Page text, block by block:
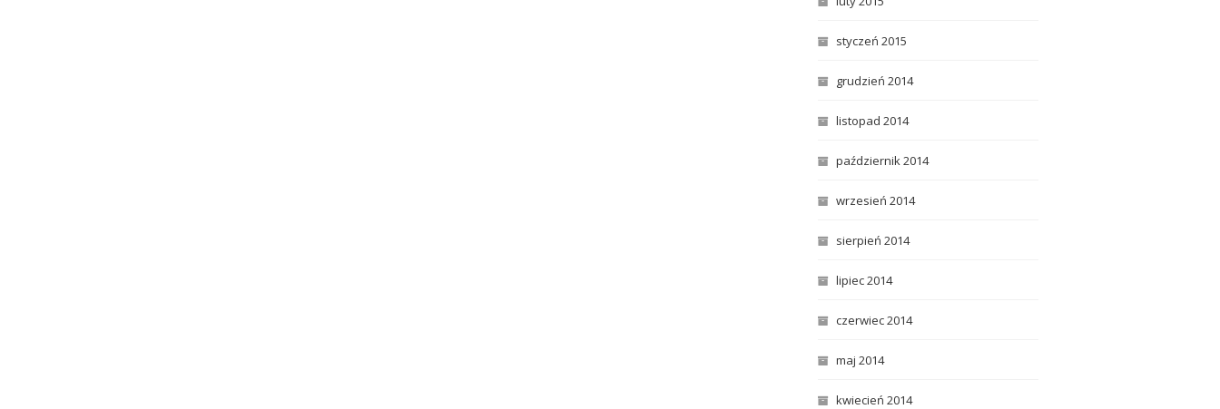
styczeń 2015
grudzień 2014
listopad 2014
październik 2014
wrzesień 2014
sierpień 2014
lipiec 2014
czerwiec 2014
maj 2014
kwiecień 2014